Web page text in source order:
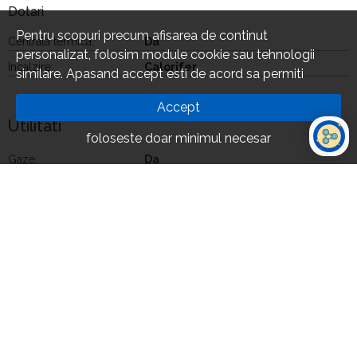
Dotari
Centrala termica:
Da
Incalzire:
Calorifer
Utilitati
Gaze:
Da
Pentru scopuri precum afisarea de continut
personalizat, folosim module cookie sau tehnologii
similare. Apasand accept esti de acord sa permiti
colectarea de informatii prin cookie-uri sau tehnologii
similare. Afla in sectiunea Politica de Cookies mai multe
despre cookie-uri, inclusiv despre posibilitatea retragerii
Accept
foloseste doar minimul necesar